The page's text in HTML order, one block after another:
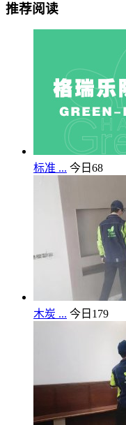
推荐阅读
标准 ... 今日 68
木炭 ... 今日 179